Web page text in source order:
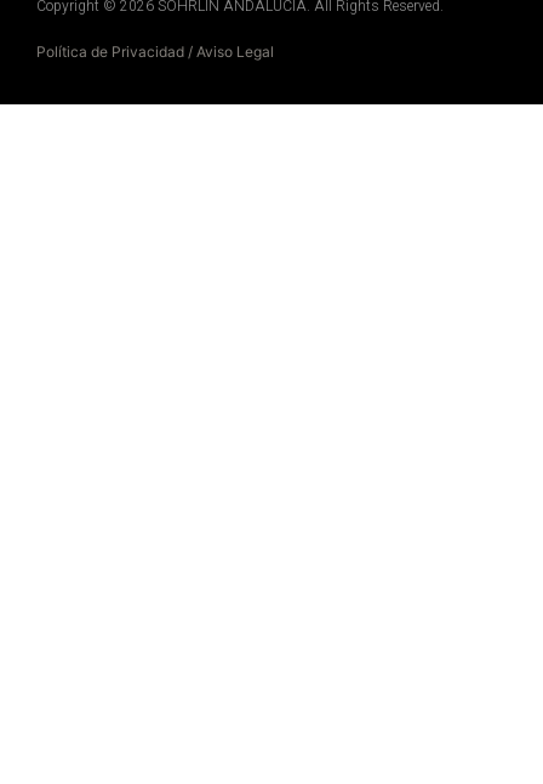
Copyright © 2026 SOHRLIN ANDALUCÍA. All Rights Reserved.
Política de Privacidad / Aviso Legal